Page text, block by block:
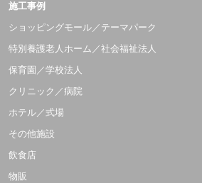
施工事例
ショッピングモール／テーマパーク
特別養護老人ホーム／社会福祉法人
保育園／学校法人
クリニック／病院
ホテル／式場
その他施設
飲食店
物販